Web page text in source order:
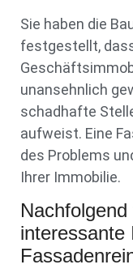
Sie haben die
festgestellt,
unansehnlich
schadhafte
aufweist. Eine
des Problems
Ihrer Immobilie.
interessante